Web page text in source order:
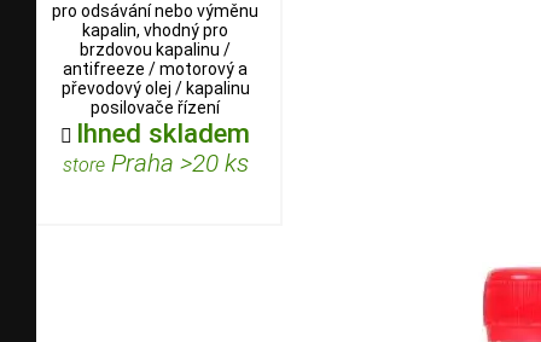
pro odsávání nebo výměnu
kapalin, vhodný pro
brzdovou kapalinu /
antifreeze / motorový a
převodový olej / kapalinu
posilovače řízení
 Ihned skladem
storePraha >20 ks